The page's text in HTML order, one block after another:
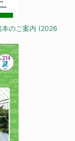
本のご案内 (2026